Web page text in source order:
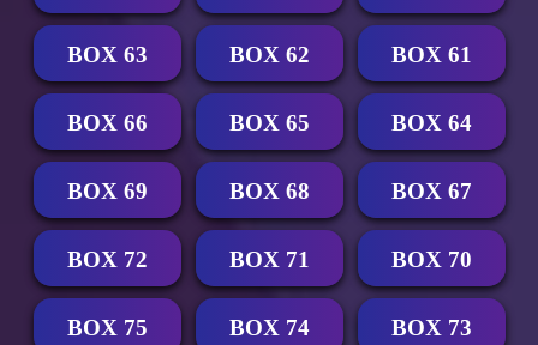
BOX 61
BOX 62
BOX 63
BOX 64
BOX 65
BOX 66
BOX 67
BOX 68
BOX 69
BOX 70
BOX 71
BOX 72
BOX 73
BOX 74
BOX 75